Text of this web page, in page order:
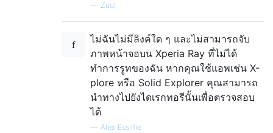
— Zuul
ไม่ฉันไม่มีลิงค์ใด ๆ และไม่สามารถจับ
ภาพหน้าจอบน Xperia Ray ที่ไม่ได้
ทำการรูทของฉัน หากคุณใช้แอพเช่น X-
plore หรือ Solid Explorer คุณสามารถ
นำทางไปยังไดเรกทอรีนั้นเพื่อตรวจสอบ
ได้
— Alex Essilfie